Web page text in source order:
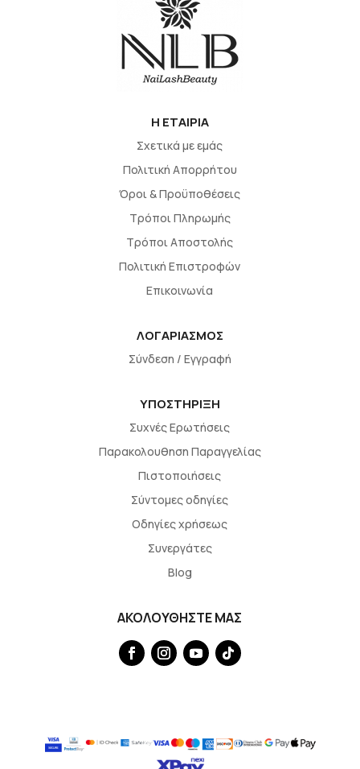
H EΤΑΙΡΙΑ
Σχετικά με εμάς
Πολιτική Απορρήτου
Όροι & Προϋποθέσεις
Τρόποι Πληρωμής
Τρόποι Αποστολής
Πολιτική Επιστροφών
Επικοινωνία
ΛΟΓΑΡΙΑΣΜΟΣ
Σύνδεση / Εγγραφή
ΥΠΟΣΤΗΡΙΞΗ
Συχνές Ερωτήσεις
Παρακολουθηση Παραγγελίας
Πιστοποιήσεις
Σύντομες οδηγίες
Οδηγίες χρήσεως
Συνεργάτες
Blog
ΑΚΟΛΟΥΘΗΣΤΕ ΜΑΣ